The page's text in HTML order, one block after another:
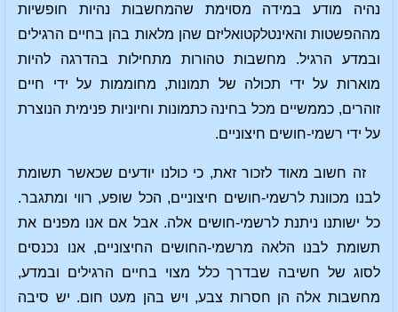
נהיה מודע במידה מסוימת שהמחשבות נהיות חופשיות
מההפשטות והאינטלקטואליזם שהן מלאות בהן בחיים הרגילים
ובמדע הרגיל. מחשבות טהורות מתחילות בהדרגה להיות
מוארות על ידי תכולה של תמונות, מחוממות על ידי חיים
זוהרים, כממשיים מכל בחינה כתמונות וחיוניות פנימית הנוצרת
על ידי רשמי-חושים חיצוניים.
זה חשוב מאוד לזכור זאת, כי כולנו יודעים שכאשר תשומת
לבנו מכוונת לרשמי-חושים חיצוניים, הכל שופע, רווי ומתגבר.
כל ישותנו ניתנת לרשמי-חושים אלה. אבל אם אנו מפנים את
תשומת לבנו הלאה מרשמי-החושים החיצוניים, אנו נכנסים
לסוג של חשיבה שבדרך כלל מצוי בחיים הרגילים ובמדע,
מחשבות אלה הן חסרות צבע, ויש בהן מעט חום. יש סיבה